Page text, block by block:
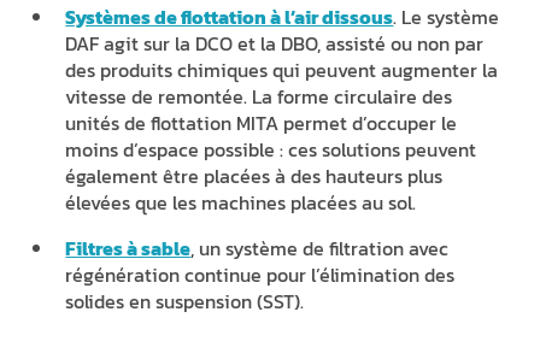
Systèmes de flottation à l’air dissous. Le système
DAF agit sur la DCO et la DBO, assisté ou non par
des produits chimiques qui peuvent augmenter la
vitesse de remontée. La forme circulaire des
unités de flottation MITA permet d’occuper le
moins d’espace possible : ces solutions peuvent
également être placées à des hauteurs plus
élevées que les machines placées au sol.
Filtres à sable, un système de filtration avec
régénération continue pour l’élimination des
solides en suspension (SST).